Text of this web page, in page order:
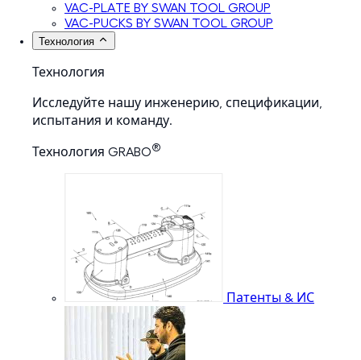
VAC-PLATE BY SWAN TOOL GROUP
VAC-PUCKS BY SWAN TOOL GROUP
Технология
Технология
Исследуйте нашу инженерию, спецификации,
испытания и команду.
Технология GRABO®
Патенты & ИС